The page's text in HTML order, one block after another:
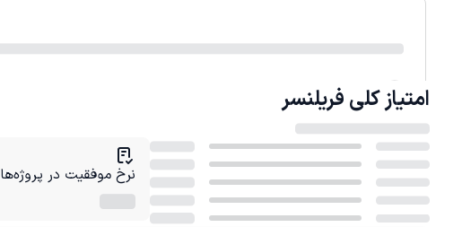
امتیاز کلی فریلنسر
نرخ موفقیت در پروژه‌ها